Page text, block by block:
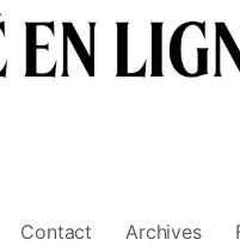
Contact Archives